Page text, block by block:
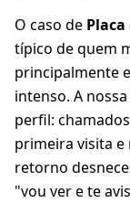
O caso de
típico de quem
principalmente
intenso. A
perfil:
primeira visita e
retorno
"vou ver e te